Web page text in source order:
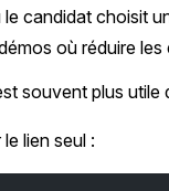
candidat choisit
où réduire
souvent plus
lien seul :